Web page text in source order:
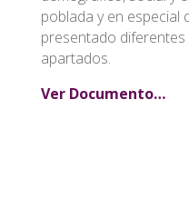
poblada y en especial
presentado
apartados.
Ver Documento…